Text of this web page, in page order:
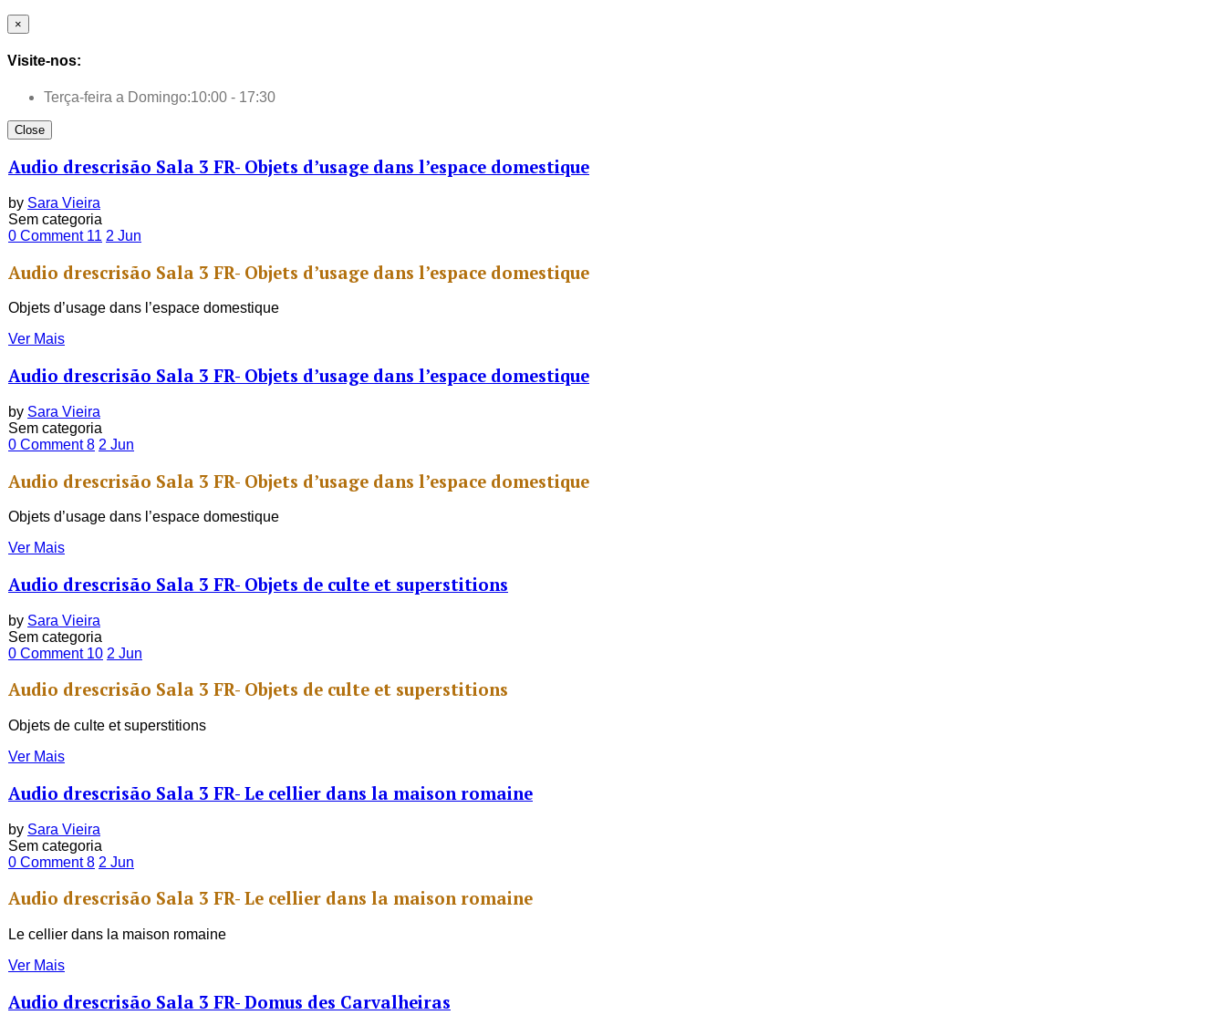
×
Visite-nos:
Terça-feira a Domingo:10:00 - 17:30
Close
Audio drescrisão Sala 3 FR- Objets d’usage dans l’espace domestique
by Sara Vieira
Sem categoria
0 Comment 11 2 Jun
Audio drescrisão Sala 3 FR- Objets d’usage dans l’espace domestique
Objets d’usage dans l’espace domestique
Ver Mais
Audio drescrisão Sala 3 FR- Objets d’usage dans l’espace domestique
by Sara Vieira
Sem categoria
0 Comment8 2 Jun
Audio drescrisão Sala 3 FR- Objets d’usage dans l’espace domestique
Objets d’usage dans l’espace domestique
Ver Mais
Audio drescrisão Sala 3 FR- Objets de culte et superstitions
by Sara Vieira
Sem categoria
0 Comment 10 2 Jun
Audio drescrisão Sala 3 FR- Objets de culte et superstitions
Objets de culte et superstitions
Ver Mais
Audio drescrisão Sala 3 FR- Le cellier dans la maison romaine
by Sara Vieira
Sem categoria
0 Comment8 2 Jun
Audio drescrisão Sala 3 FR- Le cellier dans la maison romaine
Le cellier dans la maison romaine
Ver Mais
Audio drescrisão Sala 3 FR- Domus des Carvalheiras